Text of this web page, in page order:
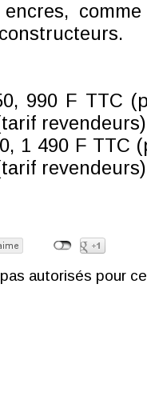
990 F TTC
1 490 F TTC
revendeurs)
autorisés pour